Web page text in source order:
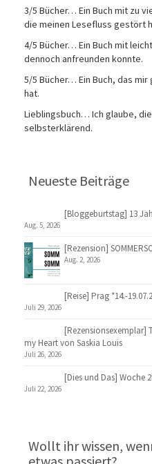
3/5 Bücher… Ein Buch mit zu
die meinen Lesefluss gestört
4/5 Bücher… Ein Buch mit
dennoch anfreunden konnte.
5/5 Bücher… Ein Buch, das
hat.
Lieblingsbuch… Ich glaube,
selbsterklärend.
Neueste Beiträge
[Bloggeburtstag] 13
Aug. 5, 2026
[Rezension]
Aug. 2, 2026
[Reise] Prag *14.-
Juli 29, 2026
[Rezensionsexemplar]
my Heart von Saskia Louis
Juli 26, 2026
[Dies und Das] Woche
Juli 22, 2026
Wollt ihr wissen,